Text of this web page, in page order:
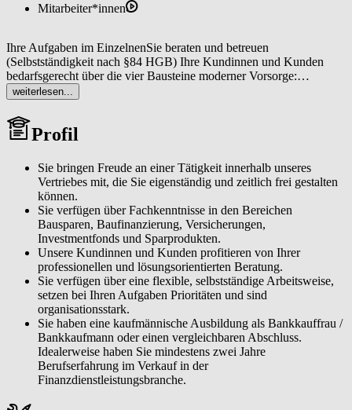
Mitarbeiter*innen
Ihre Aufgaben im EinzelnenSie beraten und betreuen
(Selbstständigkeit nach §84 HGB) Ihre Kundinnen und Kunden
bedarfsgerecht über die vier Bausteine moderner Vorsorge:
Absicherung, Wohneigentum, Risikoschutz und Vermögensbildung.
Sie erarbeiten Beratungskonzepte für alle Vorsorgethemen auf Basis
der ermittelten Ziele und Wünsche und leiten daraus konkrete
Angebote ab.Sie bauen Ihr Kundennetzwerk aktiv aus und pflegen
Ihren persönlichen Bekanntheitsgrad mit verkaufsfördernden
Aktionen.
weiterlesen...
Profil
Sie bringen Freude an einer Tätigkeit innerhalb unseres
Vertriebes mit, die Sie eigenständig und zeitlich frei gestalten
können.
Sie verfügen über Fachkenntnisse in den Bereichen
Bausparen, Baufinanzierung, Versicherungen,
Investmentfonds und Sparprodukten.
Unsere Kundinnen und Kunden profitieren von Ihrer
professionellen und lösungsorientierten Beratung.
Sie verfügen über eine flexible, selbstständige Arbeitsweise,
setzen bei Ihren Aufgaben Prioritäten und sind
organisationsstark.
Sie haben eine kaufmännische Ausbildung als Bankkauffrau /
Bankkaufmann oder einen vergleichbaren Abschluss.
Idealerweise haben Sie mindestens zwei Jahre
Berufserfahrung im Verkauf in der
Finanzdienstleistungsbranche.